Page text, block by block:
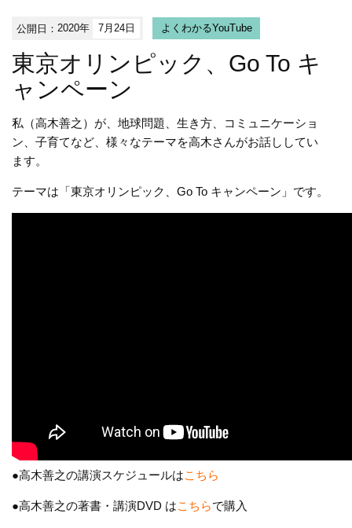
公開日：2020年 7月24日 よくわかるYouTube
東京オリンピック、Go To キ
ャンペーン
私（高木善之）が、地球問題、生き方、コミュニケーショ
ン、子育てなど、様々なテーマを高木さんがお話ししてい
ます。
テーマは「東京オリンピック、Go To キャンペーン」です。
●高木善之の講演スケジュールはこちら
●高木善之の著書・講演DVD はこちらで購入